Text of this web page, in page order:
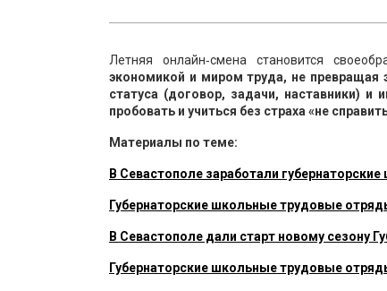
Летняя онлайн‑смена становится
экономикой и миром труда, не превращая
статуса (договор, задачи, наставники)
пробовать и учиться без страха «не
Материалы по теме:
В Севастополе заработали
Губернаторские школьные трудовые
В Севастополе дали старт новому сезону
Губернаторские школьные трудовые